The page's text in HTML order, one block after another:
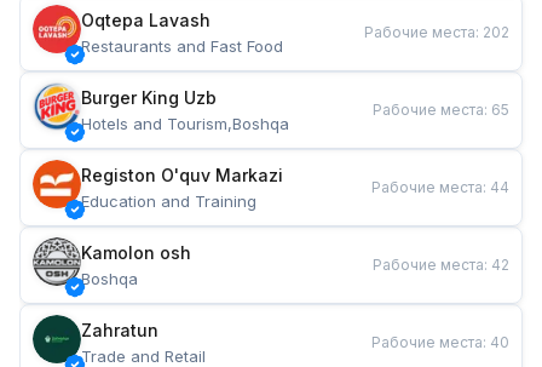
Oqtepa Lavash
Restaurants and Fast Food
Рабочие места: 202
Burger King Uzb
Hotels and Tourism,Boshqa
Рабочие места: 65
Registon O'quv Markazi
Education and Training
Рабочие места: 44
Kamolon osh
Boshqa
Рабочие места: 42
Zahratun
Trade and Retail
Рабочие места: 40